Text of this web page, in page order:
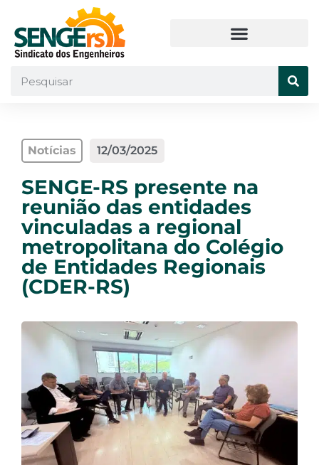
Notícias 12/03/2025
SENGE-RS presente na
reunião das entidades
vinculadas a regional
metropolitana do Colégio
de Entidades Regionais
(CDER-RS)